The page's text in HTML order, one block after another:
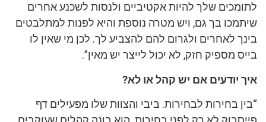
לתומכים שלך להיות אקטיביים ולנסות לשכנע אחרים
שיתמכו בך גם, ויש מטרה נוספת והיא לפנות למתלבטים
בינך לאחרים ולגרום להם להצביע לך. לכן מי שאין לו
בייס מספיק חזק, לא יכול לייצר יש מאין”.
איך יודעים אם יש קהל או לא?
“בין בחירות לבחירות. ביבי והצוות שלו מפעילים דף